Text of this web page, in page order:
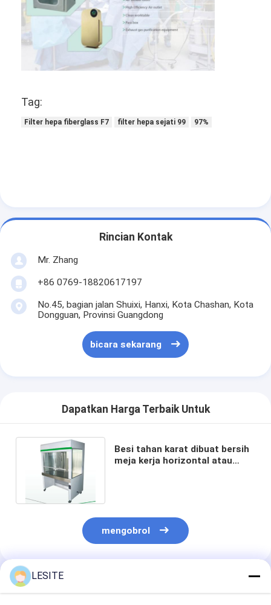
Video
Tur Pabrik
Kontrol Kualitas
Mesin Pembuat Filter Udara
Mesin Manufaktur Filter Udara
Mesin Pembuat Filter Saku
Mesin Memukau Otomatis
Filter Pembersih Udara
Filter Tas Aluminium
Filter Kantong Debu
Mesin Lipat Origami
Filter udara Mesin pembuatan kerangka
Tag:
Filter hepa fiberglass F7 filter hepa sejati 99 97%
Rincian Kontak
Mr. Zhang
+86 0769-18820617197
No.45, bagian jalan Shuixi, Hanxi, Kota Chashan, Kota
Dongguan, Provinsi Guangdong
bicara sekarang
Dapatkan Harga Terbaik Untuk
Besi tahan karat dibuat bersih
meja kerja horizontal atau
mengobrol
Rekomendasi Produk
LESITE